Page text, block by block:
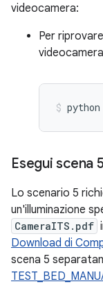
videocamera:
Per
Esegui scena 5
Lo scenario 5
un'illuminazione
CameraITS.pdf
Download di
scena 5